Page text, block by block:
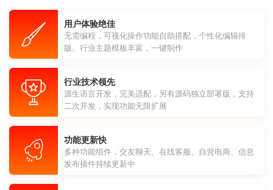
用户体验绝佳
无需编程，可视化操作功能自助搭配，个性化编辑排
版。行业主题模板丰富，一键制作
行业技术领先
源生语言开发，完美适配，另有源码独立部署版，支持
二次开发，实现功能无限扩展
功能更新快
多种功能组件，交友聊天、在线客服、自营电商、信息
发布插件持续更新中